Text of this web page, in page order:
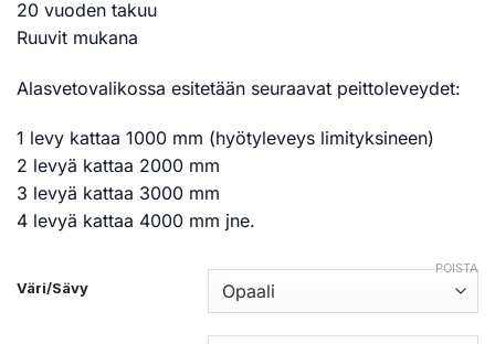
20 vuoden takuu
Ruuvit mukana
Alasvetovalikossa esitetään seuraavat peittoleveydet:
1 levy kattaa 1000 mm (hyötyleveys limityksineen)
2 levyä kattaa 2000 mm
3 levyä kattaa 3000 mm
4 levyä kattaa 4000 mm jne.
Väri/Sävy
POISTA